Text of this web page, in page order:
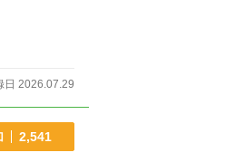
日 2026.07.29
2,541